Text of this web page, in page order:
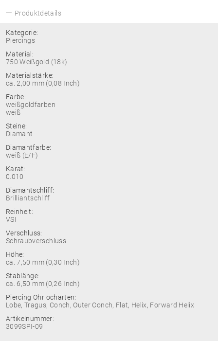
Produktdetails
Kategorie:
Piercings
Material:
750 Weißgold (18k)
Materialstärke:
ca. 2,00 mm (0,08 Inch)
Farbe:
weißgoldfarben
weiß
Steine:
Diamant
Diamantfarbe:
weiß (E/F)
Karat:
0.010
Diamantschliff:
Brilliantschliff
Reinheit:
VSI
Verschluss:
Schraubverschluss
Höhe:
ca. 7,50 mm (0,30 Inch)
Stablänge:
ca. 6,50 mm (0,26 Inch)
Piercing Ohrlocharten:
Lobe, Tragus, Conch, Outer Conch, Flat, Helix, Forward Helix
Artikelnummer:
3099SPI-09